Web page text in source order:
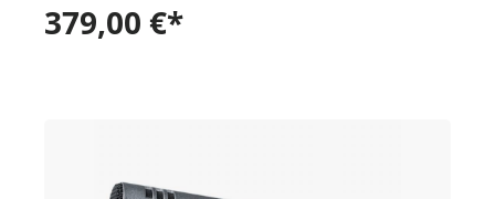
379,00 €*